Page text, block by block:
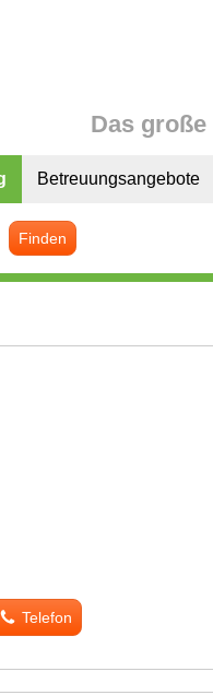
Das
Betreuungsangebote
Finden
Telefon